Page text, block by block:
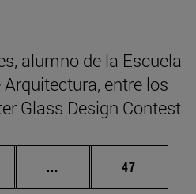
alumno de la Escuela
entre los
Glass Design Contest
... Páginas intermedias
Página
47